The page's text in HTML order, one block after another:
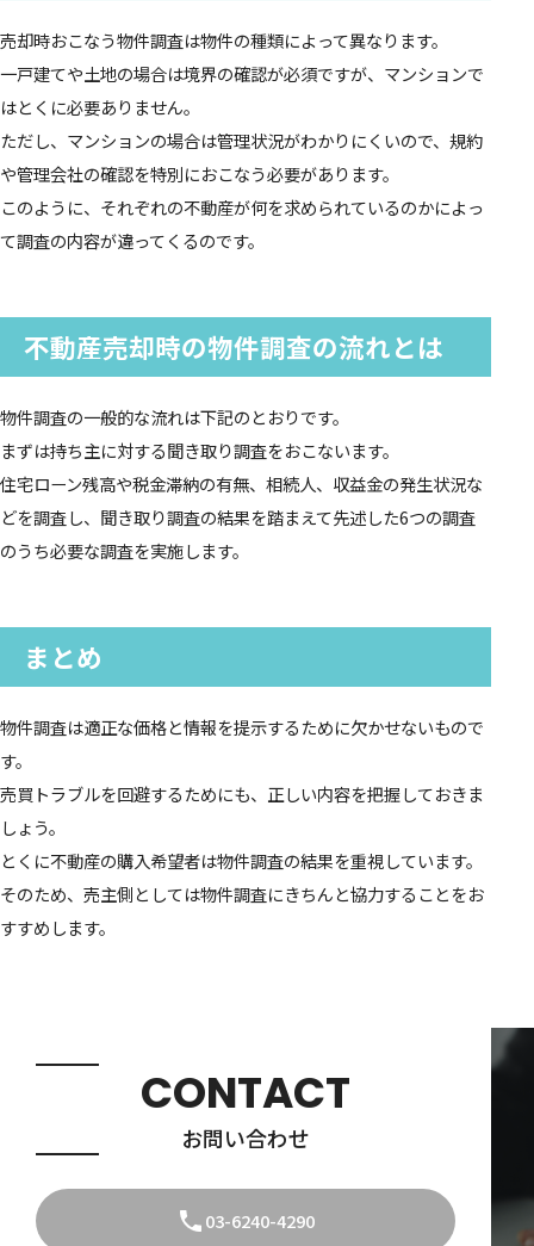
売却時おこなう物件調査は物件の種類によって異なります。
一戸建てや土地の場合は境界の確認が必須ですが、マンションで
はとくに必要ありません。
ただし、マンションの場合は管理状況がわかりにくいので、規約
や管理会社の確認を特別におこなう必要があります。
このように、それぞれの不動産が何を求められているのかによっ
て調査の内容が違ってくるのです。
不動産売却時の物件調査の流れとは
物件調査の一般的な流れは下記のとおりです。
まずは持ち主に対する聞き取り調査をおこないます。
住宅ローン残高や税金滞納の有無、相続人、収益金の発生状況な
どを調査し、聞き取り調査の結果を踏まえて先述した6つの調査
のうち必要な調査を実施します。
まとめ
物件調査は適正な価格と情報を提示するために欠かせないもので
す。
売買トラブルを回避するためにも、正しい内容を把握しておきま
しょう。
とくに不動産の購入希望者は物件調査の結果を重視しています。
そのため、売主側としては物件調査にきちんと協力することをお
すすめします。
CONTACT
お問い合わせ
03-6240-4290